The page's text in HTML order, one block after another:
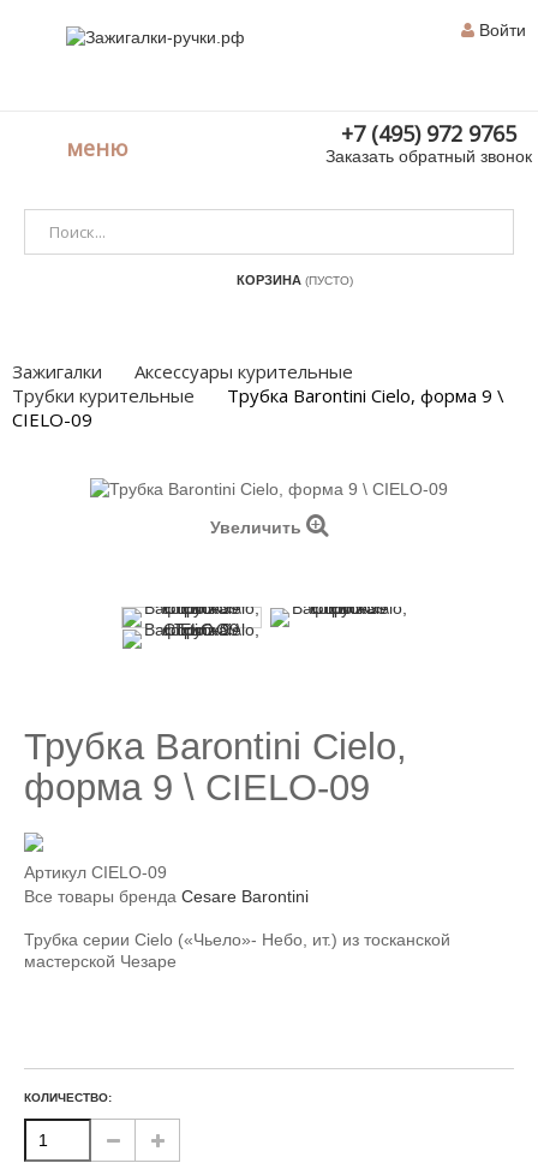
Войти
меню +7 (495) 972 9765
Заказать обратный звонок
КОРЗИНА (ПУСТО)
Зажигалки
Аксессуары курительные
Трубки курительные
Трубка Barontini Cielo, форма 9 \
CIELO-09
Увеличить
Трубка Barontini Cielo,
форма 9 \ CIELO-09
Артикул CIELO-09
Все товары бренда Cesare Barontini
Трубка серии Cielo («Чьело»- Небо, ит.) из тосканской
мастерской Чезаре
КОЛИЧЕСТВО: